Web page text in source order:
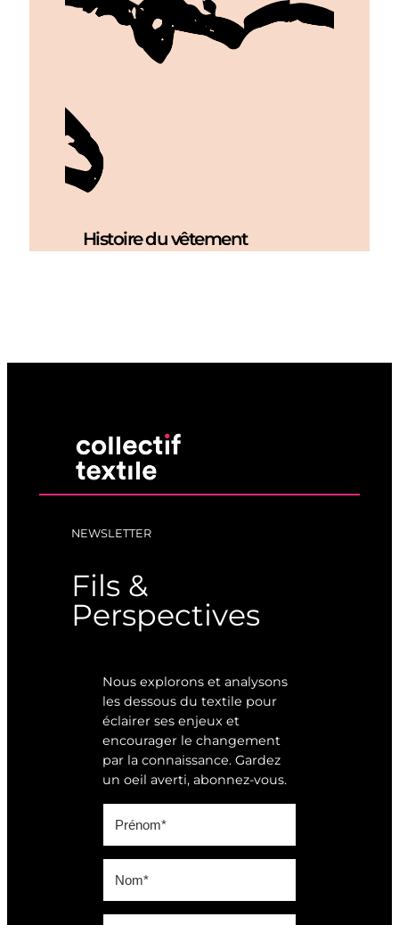
Histoire du vêtement
NEWSLETTER
Fils &
Perspectives
Nous explorons et analysons
les dessous du textile pour
éclairer ses enjeux et
encourager le changement
par la connaissance. Gardez
un oeil averti, abonnez-vous.